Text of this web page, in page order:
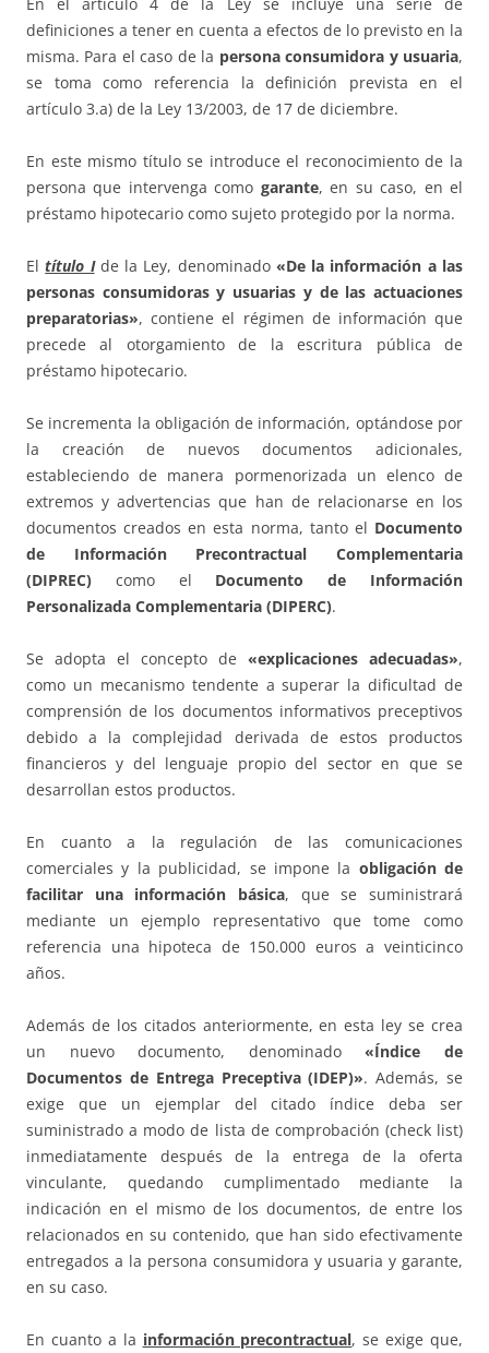
En el artículo 4 de la Ley se incluye una serie de
definiciones a tener en cuenta a efectos de lo previsto en la
misma. Para el caso de la persona consumidora y usuaria,
se toma como referencia la definición prevista en el
artículo 3.a) de la Ley 13/2003, de 17 de diciembre.
En este mismo título se introduce el reconocimiento de la
persona que intervenga como garante, en su caso, en el
préstamo hipotecario como sujeto protegido por la norma.
Eltítulo Ide la Ley, denominado «De la información a las
personas consumidoras y usuarias y de las actuaciones
preparatorias», contiene el régimen de información que
precede al otorgamiento de la escritura pública de
préstamo hipotecario.
Se incrementa la obligación de información, optándose por
la creación de nuevos documentos adicionales,
estableciendo de manera pormenorizada un elenco de
extremos y advertencias que han de relacionarse en los
documentos creados en esta norma, tanto el Documento
de Información Precontractual Complementaria
(DIPREC) como el Documento de Información
Personalizada Complementaria (DIPERC).
Se adopta el concepto de «explicaciones adecuadas»,
como un mecanismo tendente a superar la dificultad de
comprensión de los documentos informativos preceptivos
debido a la complejidad derivada de estos productos
financieros y del lenguaje propio del sector en que se
desarrollan estos productos.
En cuanto a la regulación de las comunicaciones
comerciales y la publicidad, se impone la obligación de
facilitar una información básica, que se suministrará
mediante un ejemplo representativo que tome como
referencia una hipoteca de 150.000 euros a veinticinco
años.
Además de los citados anteriormente, en esta ley se crea
un nuevo documento, denominado«Índice de
Documentos de Entrega Preceptiva (IDEP)». Además, se
exige que un ejemplar del citado índice deba ser
suministrado a modo de lista de comprobación (check list)
inmediatamente después de la entrega de la oferta
vinculante, quedando cumplimentado mediante la
indicación en el mismo de los documentos, de entre los
relacionados en su contenido, que han sido efectivamente
entregados a la persona consumidora y usuaria y garante,
en su caso.
En cuanto a la información precontractual, se exige que,